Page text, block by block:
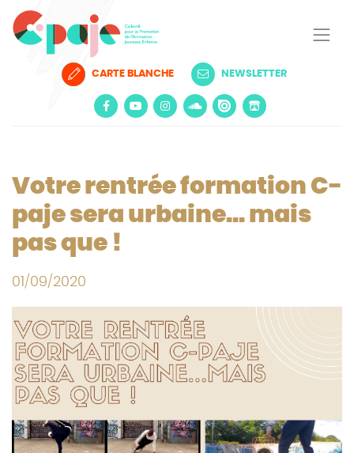
CARTE BLANCHE NEWSLETTER
Votre rentrée formation C-
paje sera urbaine... mais
pas que !
01/09/2020